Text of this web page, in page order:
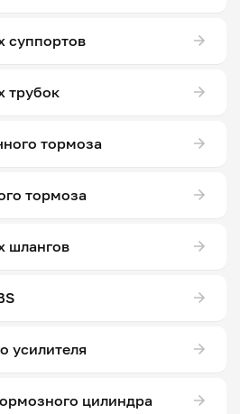
суппортов
трубок
тормоза
тормоза
шлангов
усилителя
цилиндра